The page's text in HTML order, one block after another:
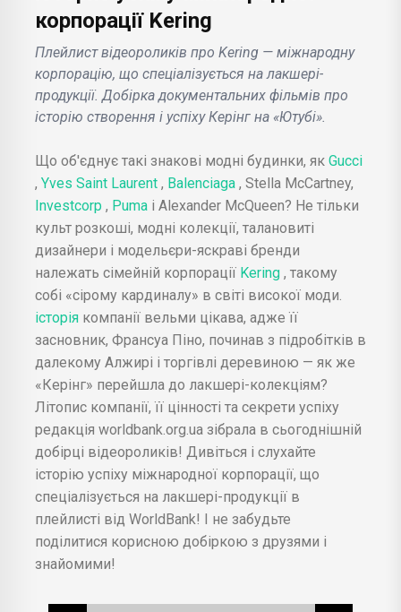
корпорації Kering
Плейлист відеороликів про Kering — міжнародну
корпорацію, що спеціалізується на лакшері-
продукції. Добірка документальних фільмів про
історію створення і успіху Керінг на «Ютубі».
Що об'єднує такі знакові модні будинки, як Gucci
, Yves Saint Laurent , Balenciaga , Stella McCartney,
Investcorp , Puma і Alexander McQueen? Не тільки
культ розкоші, модні колекції, талановиті
дизайнери і модельєри-яскраві бренди
належать сімейній корпорації Kering , такому
собі «сірому кардиналу» в світі високої моди.
історія компанії вельми цікава, адже її
засновник, Франсуа Піно, починав з підробітків в
далекому Алжирі і торгівлі деревиною — як же
«Керінг» перейшла до лакшері-колекціям?
Літопис компанії, її цінності та секрети успіху
редакція worldbank.org.ua зібрала в сьогоднішній
добірці відеороликів! Дивіться і слухайте
історію успіху міжнародної корпорації, що
спеціалізується на лакшері-продукції в
плейлисті від WorldBank! І не забудьте
поділитися корисною добіркою з друзями і
знайомими!